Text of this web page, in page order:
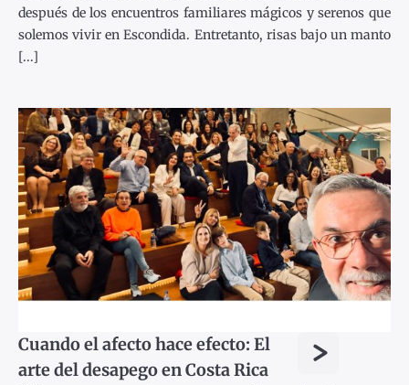
después de los encuentros familiares mágicos y serenos que
solemos vivir en Escondida. Entretanto, risas bajo un manto
[...]
Cuando el afecto hace efecto: El
arte del desapego en Costa Rica
>